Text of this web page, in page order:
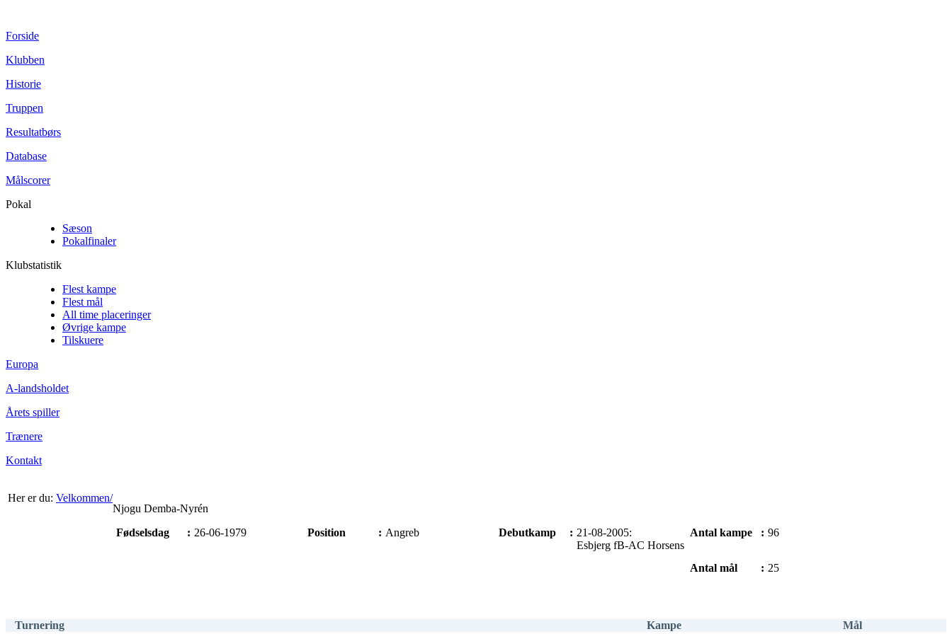
Forside
Klubben
Historie
Truppen
Resultatbørs
Database
Målscorer
Pokal
Sæson
Pokalfinaler
Klubstatistik
Flest kampe
Flest mål
All time placeringer
Øvrige kampe
Tilskuere
Europa
A-landsholdet
Årets spiller
Trænere
Kontakt
Her er du: Velkommen/
Njogu Demba-Nyrén
Fødselsdag
: 26-06-1979 Position : Angreb Debutkamp : 21-08-2005:
Esbjerg fB-AC Horsens
Antal kampe : 96
Antal mål : 25
Turnering Kampe
Mål